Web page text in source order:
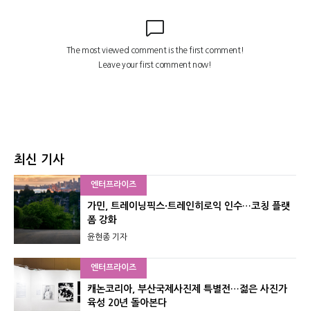
최신 기사
엔터프라이즈
가민, 트레이닝픽스·트레인히로익 인수…코칭 플랫
폼 강화
윤현종 기자
엔터프라이즈
캐논코리아, 부산국제사진제 특별전…젊은 사진가
육성 20년 돌아본다